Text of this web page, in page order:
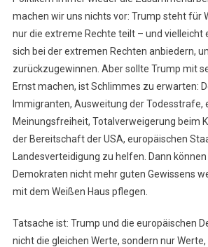
machen wir uns nichts vor: Trump steht für
nur die extreme Rechte teilt – und vielleicht
sich bei der extremen Rechten anbiedern,
zurückzugewinnen. Aber sollte Trump mit
Ernst machen, ist Schlimmes zu erwarten:
Immigranten, Ausweitung der Todesstrafe,
Meinungsfreiheit, Totalverweigerung beim
der Bereitschaft der USA, europäischen
Landesverteidigung zu helfen. Dann
Demokraten nicht mehr guten Gewissens
mit dem Weißen Haus pflegen.
Tatsache ist: Trump und die europäischen
nicht die gleichen Werte, sondern nur